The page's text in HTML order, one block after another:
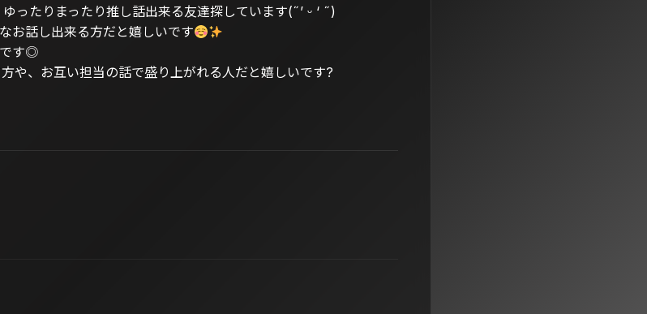
ったりまったり推し話出来る友達探しています(˶’ ᵕ ‘ ˶)
お話し出来る方だと嬉しいです
です◎
や、お互い担当の話で盛り上がれる人だと嬉しいです?